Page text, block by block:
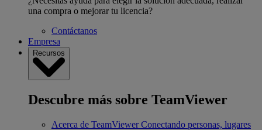
una compra o mejorar tu licencia?
Contáctanos
Empresa
Recursos
Descubre más sobre TeamViewer
Acerca de TeamViewer Conectando personas, lugares